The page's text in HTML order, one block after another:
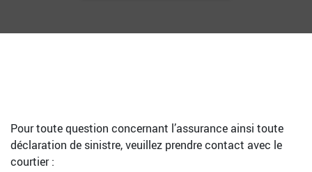
Pour toute question concernant l’assurance ainsi toute
déclaration de sinistre, veuillez prendre contact avec le
courtier :